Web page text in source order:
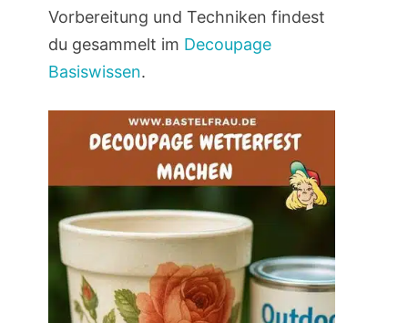
Vorbereitung und Techniken findest
du gesammelt im Decoupage
Basiswissen.